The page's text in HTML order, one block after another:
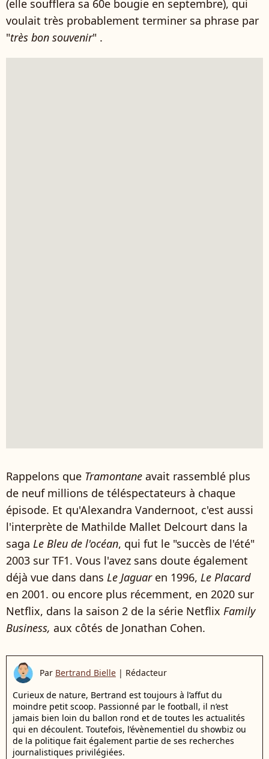
(elle soufflera sa 60e bougie en septembre), qui
voulait très probablement terminer sa phrase par
"très bon souvenir" .
Rappelons que Tramontane avait rassemblé plus
de neuf millions de téléspectateurs à chaque
épisode. Et qu'Alexandra Vandernoot, c'est aussi
l'interprète de Mathilde Mallet Delcourt dans la
saga Le Bleu de l'océan, qui fut le "succès de l'été"
2003 sur TF1. Vous l'avez sans doute également
déjà vue dans dans Le Jaguaren 1996, Le Placard
en 2001. ou encore plus récemment, en 2020 sur
Netflix, dans la saison 2 de la série Netflix Family
Business, aux côtés de Jonathan Cohen.
Par Bertrand Bielle | Rédacteur
Curieux de nature, Bertrand est toujours à l’affut du
moindre petit scoop. Passionné par le football, il n’est
jamais bien loin du ballon rond et de toutes les actualités
qui en découlent. Toutefois, l’évènementiel du showbiz ou
de la politique fait également partie de ses recherches
journalistiques privilégiées.